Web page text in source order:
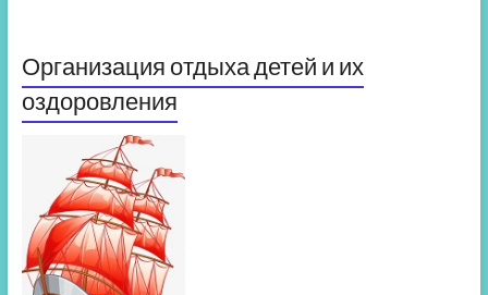
Организация отдыха детей и их
оздоровления